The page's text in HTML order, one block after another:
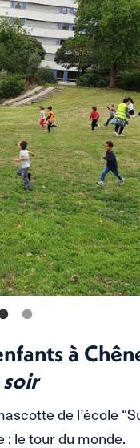
à
de l’école
le tour du monde.